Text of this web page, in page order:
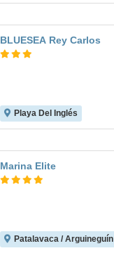
BLUESEA Rey Carlos
Playa Del Inglés
Marina Elite
Patalavaca / Arguineguín